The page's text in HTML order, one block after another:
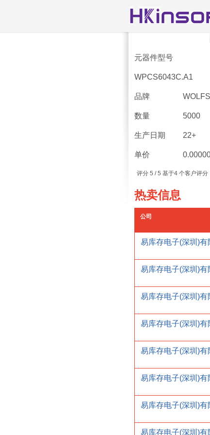
元器件型号
WPCS6043C.A1
品牌
数量 5000
生产日期 22+
单价
评分 5 / 5 基于4个客户评分
热卖信息
公司
易库存电子(深圳)有
易库存电子(深圳)有
易库存电子(深圳)有
易库存电子(深圳)有
易库存电子(深圳)有
易库存电子(深圳)有
易库存电子(深圳)有
易库存电子(深圳)有